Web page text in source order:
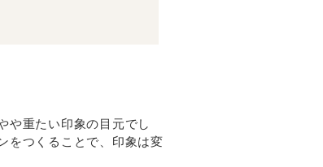
や重たい印象の目元でし
をつくることで、印象は変